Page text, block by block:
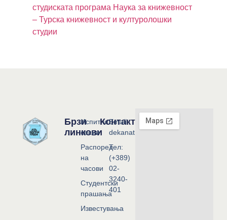
студиската програма Наука за книжевност
– Турска книжевност и културолошки
студии
Брзи
линкови
Испитни
сесии
Распоред
на
часови
Студентски
прашања
Известувања
Контакт
Email:
dekanat@flf.ukim.edu.mk
Тел:
(+389)
02-
3240-
401